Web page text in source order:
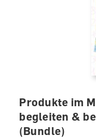
Produkte im
begleiten &
(Bundle)